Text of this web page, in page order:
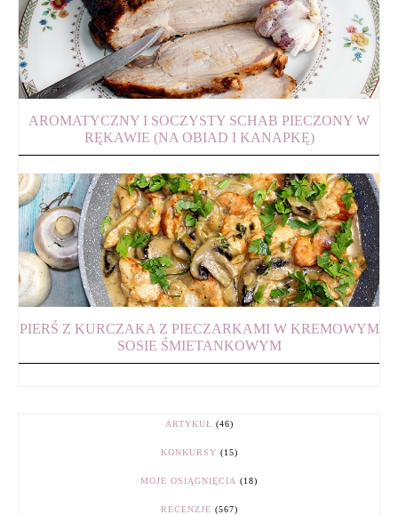
AROMATYCZNY I SOCZYSTY SCHAB PIECZONY W
RĘKAWIE (NA OBIAD I KANAPKĘ)
PIERŚ Z KURCZAKA Z PIECZARKAMI W KREMOWYM
SOSIE ŚMIETANKOWYM
ARTYKUŁ (46)
KONKURSY (15)
MOJE OSIĄGNIĘCIA (18)
RECENZJE (567)